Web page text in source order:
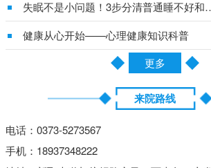
失眠不是小问题
健康从心开始——心理健康知识科普
更多
来院路线
电话：0373-5273567
手机：18937348222